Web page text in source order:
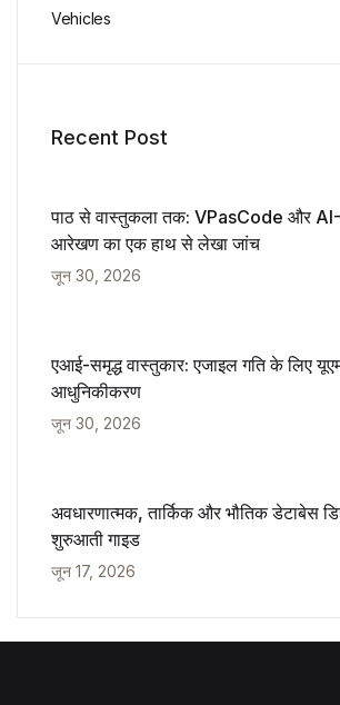
Vehicles
Recent Post
पाठ से वास्तुकला तक: VPasCode और
आरेखण का एक हाथ से लेखा जांच
जून 30, 2026
एआई-समृद्ध वास्तुकार: एजाइल गति के लिए
आधुनिकीकरण
जून 30, 2026
अवधारणात्मक, तार्किक और भौतिक डेटाबेस
शुरुआती गाइड
जून 17, 2026